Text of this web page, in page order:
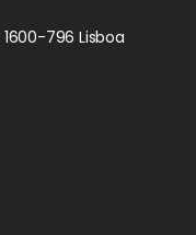
1600-796 Lisboa